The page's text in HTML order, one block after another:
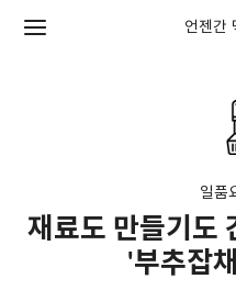
언젠간
일품
재료도 만들기도
'부추잡